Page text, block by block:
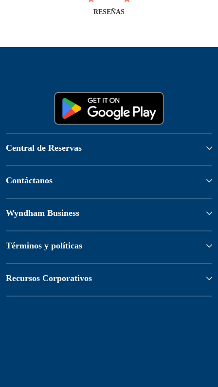
RESEÑAS
Central de Reservas
Contáctanos
Wyndham Business
Términos y políticas
Recursos Corporativos